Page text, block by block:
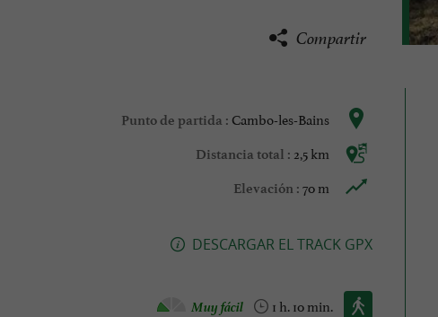
Compartir
Punto de partida : Cambo-les-Bains
Distancia total : 2,5 km
Elevación : 70 m
DESCARGAR EL TRACK GPX
Caminata :
1 h. 10 min.
Muy fácil